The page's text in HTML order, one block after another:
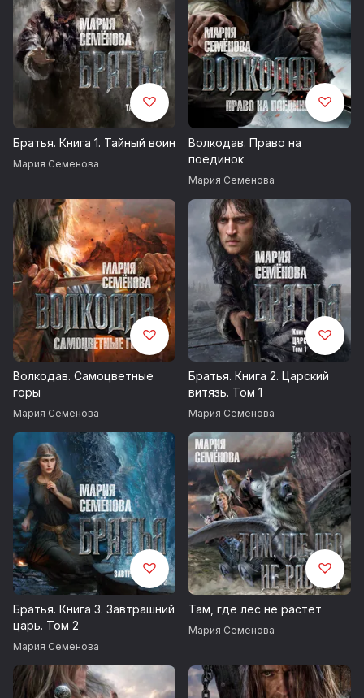
Братья. Книга 1. Тайный воин
Мария Семенова
Волкодав. Право на
поединок
Мария Семенова
Волкодав. Самоцветные
горы
Мария Семенова
Братья. Книга 2. Царский
витязь. Том 1
Мария Семенова
Братья. Книга 3. Завтрашний
царь. Том 2
Мария Семенова
Там, где лес не растёт
Мария Семенова